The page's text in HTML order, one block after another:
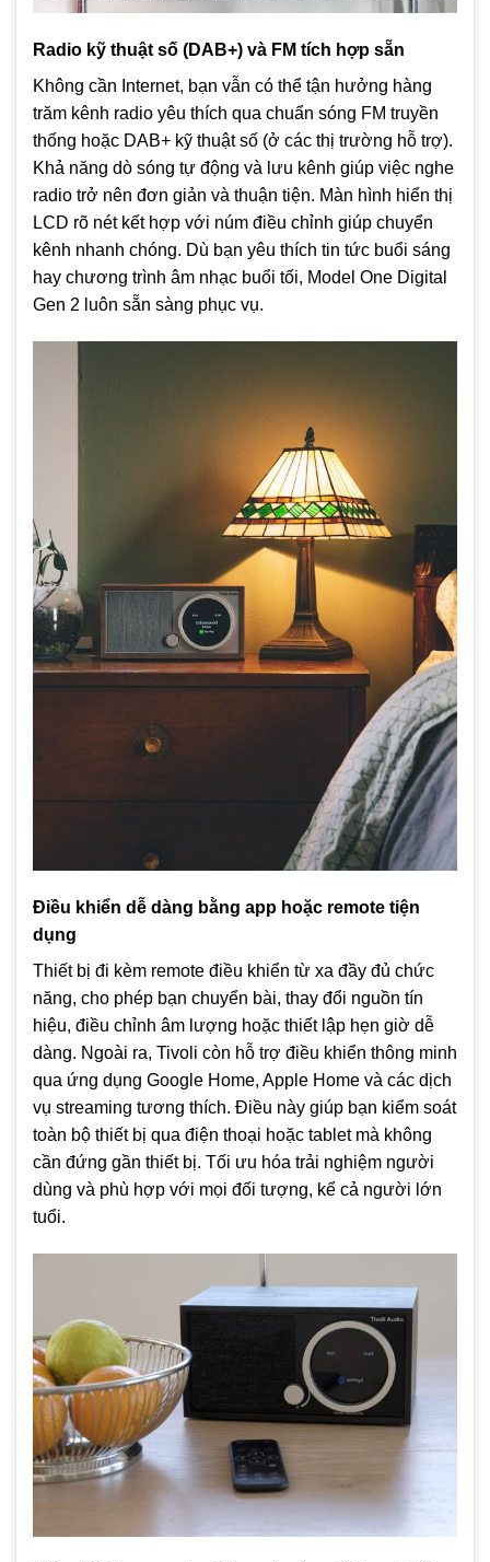
Radio kỹ thuật số (DAB+) và FM tích hợp sẵn
Không cần Internet, bạn vẫn có thể tận hưởng hàng
trăm kênh radio yêu thích qua chuẩn sóng FM truyền
thống hoặc DAB+ kỹ thuật số (ở các thị trường hỗ trợ).
Khả năng dò sóng tự động và lưu kênh giúp việc nghe
radio trở nên đơn giản và thuận tiện. Màn hình hiển thị
LCD rõ nét kết hợp với núm điều chỉnh giúp chuyển
kênh nhanh chóng. Dù bạn yêu thích tin tức buổi sáng
hay chương trình âm nhạc buổi tối, Model One Digital
Gen 2 luôn sẵn sàng phục vụ.
Điều khiển dễ dàng bằng app hoặc remote tiện
dụng
Thiết bị đi kèm remote điều khiển từ xa đầy đủ chức
năng, cho phép bạn chuyển bài, thay đổi nguồn tín
hiệu, điều chỉnh âm lượng hoặc thiết lập hẹn giờ dễ
dàng. Ngoài ra, Tivoli còn hỗ trợ điều khiển thông minh
qua ứng dụng Google Home, Apple Home và các dịch
vụ streaming tương thích. Điều này giúp bạn kiểm soát
toàn bộ thiết bị qua điện thoại hoặc tablet mà không
cần đứng gần thiết bị. Tối ưu hóa trải nghiệm người
dùng và phù hợp với mọi đối tượng, kể cả người lớn
tuổi.